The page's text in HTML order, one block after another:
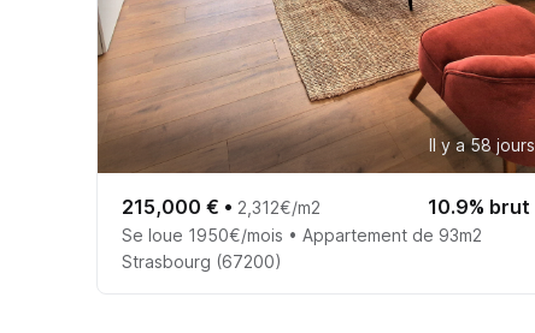
Il y a 58 jours
215,000 € • 2,312€/m2 10.9% brut
Se loue 1950€/mois • Appartement de 93m2
Strasbourg (67200)